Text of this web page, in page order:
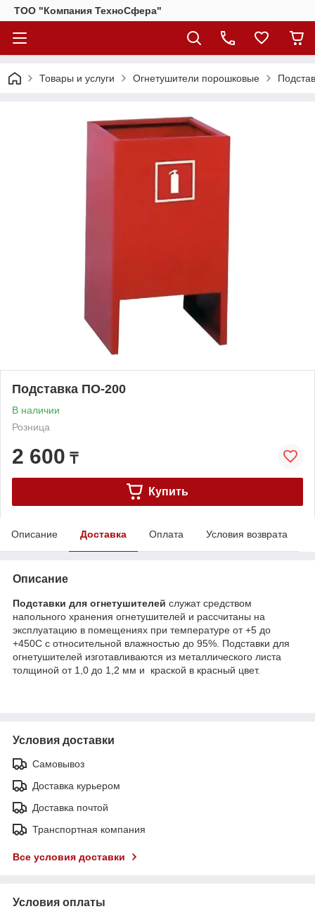
ТОО "Компания ТехноСфера"
Товары и услуги Огнетушители порошковые
Подставка ПО-200
В наличии
Розница
2 600 ₸
Купить
Описание Доставка Оплата Условия возврата
Описание
Подставки для огнетушителей служат средством
напольного хранения огнетушителей и рассчитаны на
эксплуатацию в помещениях при температуре от +5 до
+450С с относительной влажностью до 95%. Подставки для
огнетушителей изготавливаются из металлического листа
толщиной от 1,0 до 1,2 мм и краской в красный цвет.
Условия доставки
Самовывоз
Доставка курьером
Доставка почтой
Транспортная компания
Все условия доставки
Условия оплаты